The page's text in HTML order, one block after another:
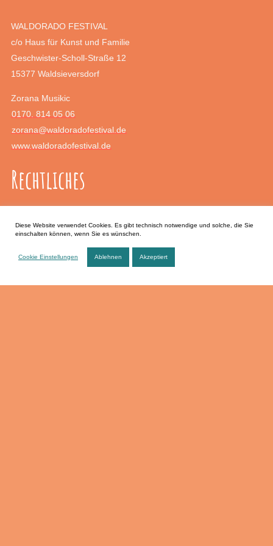
WALDORADO FESTIVAL
c/o Haus für Kunst und Familie
Geschwister-Scholl-Straße 12
15377 Waldsieversdorf
Zorana Musikic
0170. 814 05 06
zorana@waldoradofestival.de
www.waldoradofestival.de
Rechtliches
Datenschutz
Anfahrt
Diese Website verwendet Cookies. Es gibt technisch notwendige und solche, die Sie
einschalten können, wenn Sie es wünschen.
Cookie Einstellungen Ablehnen Akzeptiert